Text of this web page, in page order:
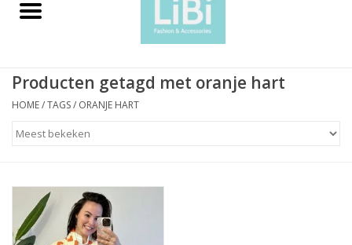
Home
Schoenen
Sieraden
Accessoires
Producten getagd met oranje hart
HOME/TAGS/ ORANJE HART